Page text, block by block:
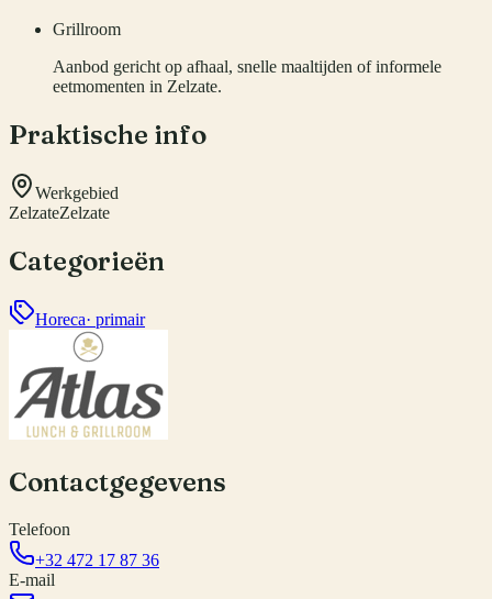
Grillroom
Aanbod gericht op afhaal, snelle maaltijden of informele
eetmomenten in Zelzate.
Praktische info
Werkgebied
ZelzateZelzate
Categorieën
Horeca· primair
Contactgegevens
Telefoon
+32 472 17 87 36
E-mail